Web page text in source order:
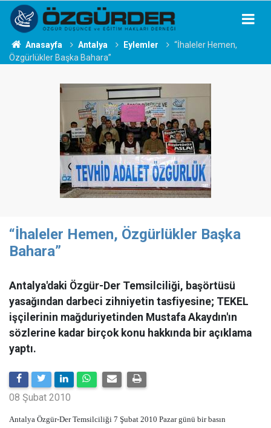
Anasayfa Antalya Eylemler
“İhaleler Hemen,
Özgürlükler Başka Bahara”
“İhaleler Hemen, Özgürlükler Başka
Bahara”
Antalya'daki Özgür-Der Temsilciliği, başörtüsü
yasağından darbeci zihniyetin tasfiyesine; TEKEL
işçilerinin mağduriyetinden Mustafa Akaydın'ın
sözlerine kadar birçok konu hakkında bir açıklama
yaptı.
08 Şubat 2010
Antalya Özgür-Der Temsilciliği 7 Şubat 2010 Pazar günü bir basın